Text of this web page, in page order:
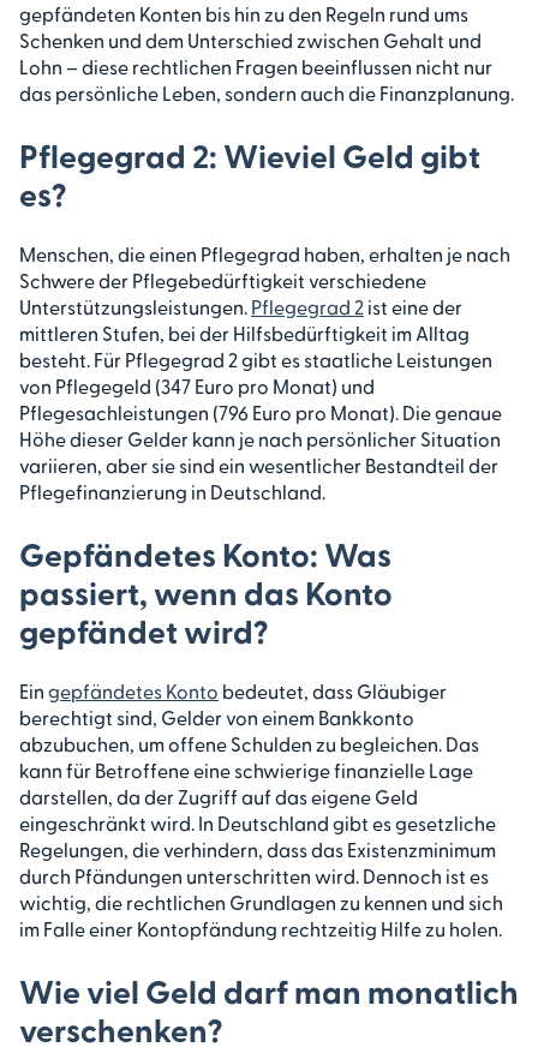
gepfändeten Konten bis hin zu den Regeln rund ums
Schenken und dem Unterschied zwischen Gehalt und
Lohn – diese rechtlichen Fragen beeinflussen nicht nur
das persönliche Leben, sondern auch die Finanzplanung.
Pflegegrad 2: Wieviel Geld gibt
es?
Menschen, die einen Pflegegrad haben, erhalten je nach
Schwere der Pflegebedürftigkeit verschiedene
Unterstützungsleistungen. Pflegegrad 2 ist eine der
mittleren Stufen, bei der Hilfsbedürftigkeit im Alltag
besteht. Für Pflegegrad 2 gibt es staatliche Leistungen
von Pflegegeld (347 Euro pro Monat) und
Pflegesachleistungen (796 Euro pro Monat). Die genaue
Höhe dieser Gelder kann je nach persönlicher Situation
variieren, aber sie sind ein wesentlicher Bestandteil der
Pflegefinanzierung in Deutschland.
Gepfändetes Konto: Was
passiert, wenn das Konto
gepfändet wird?
Ein gepfändetes Konto bedeutet, dass Gläubiger
berechtigt sind, Gelder von einem Bankkonto
abzubuchen, um offene Schulden zu begleichen. Das
kann für Betroffene eine schwierige finanzielle Lage
darstellen, da der Zugriff auf das eigene Geld
eingeschränkt wird. In Deutschland gibt es gesetzliche
Regelungen, die verhindern, dass das Existenzminimum
durch Pfändungen unterschritten wird. Dennoch ist es
wichtig, die rechtlichen Grundlagen zu kennen und sich
im Falle einer Kontopfändung rechtzeitig Hilfe zu holen.
Wie viel Geld darf man monatlich
verschenken?